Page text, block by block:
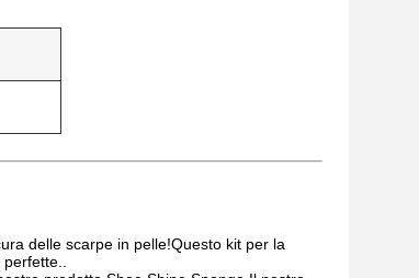
delle scarpe in pelle!Questo kit per la